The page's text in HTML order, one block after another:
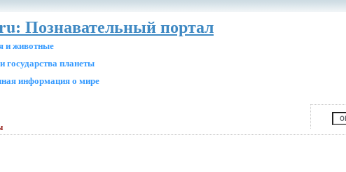
Познавательный портал
и животные
государства планеты
информация о мире